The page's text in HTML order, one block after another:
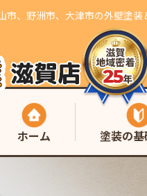
市、野洲市、大津市の外壁塗
ホーム 塗装の